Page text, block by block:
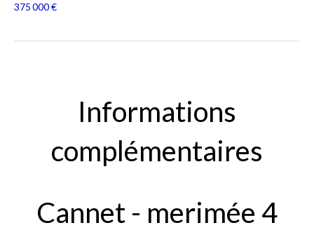
375 000 €
Informations
complémentaires
Cannet - merimée 4